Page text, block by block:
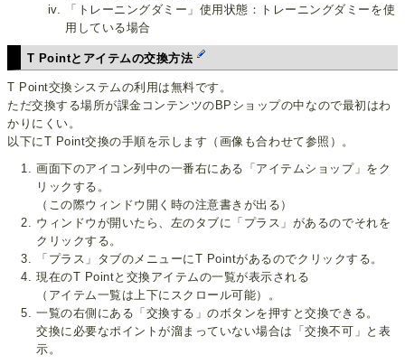
「トレーニングダミー」使用状態：トレーニングダミーを使
用している場合
T Pointとアイテムの交換方法
T Point交換システムの利用は無料です。
ただ交換する場所が課金コンテンツのBPショップの中なので最初はわ
かりにくい。
以下にT Point交換の手順を示します（画像も合わせて参照）。
画面下のアイコン列中の一番右にある「アイテムショップ」をク
リックする。
（この際ウィンドウ開く時の注意書きが出る）
ウィンドウが開いたら、左のタブに「プラス」があるのでそれを
クリックする。
「プラス」タブのメニューにT Pointがあるのでクリックする。
現在のT Pointと交換アイテムの一覧が表示される
（アイテム一覧は上下にスクロール可能）。
一覧の右側にある「交換する」のボタンを押すと交換できる。
交換に必要なポイントが溜まっていない場合は「交換不可」と表
示。